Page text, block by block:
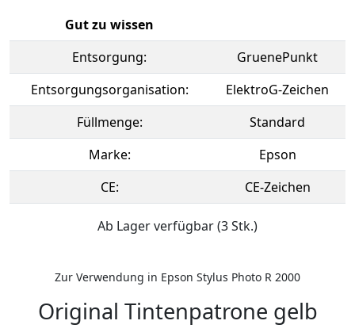
Gut zu wissen
Entsorgung:
GruenePunkt
Entsorgungsorganisation:
ElektroG-Zeichen
Füllmenge:
Standard
Marke:
Epson
CE:
CE-Zeichen
Ab Lager verfügbar (3 Stk.)
Zur Verwendung in Epson Stylus Photo R 2000
Original Tintenpatrone gelb